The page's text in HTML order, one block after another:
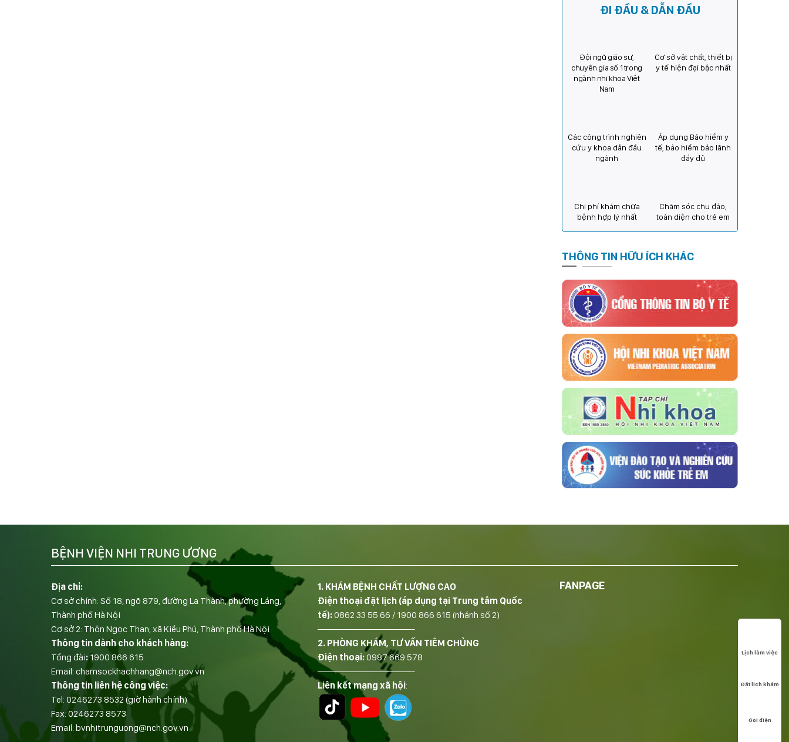
ĐI ĐẦU & DẪN ĐẦU
Đội ngũ giáo sư,
chuyên gia số 1 trong
ngành nhi khoa Việt
Nam
Cơ sở vật chất, thiết bị
y tế hiện đại bậc nhất
Các công trình nghiên
cứu y khoa dẫn đầu
ngành
Áp dụng Bảo hiểm y
tế, bảo hiểm bảo lãnh
đầy đủ
Chi phí khám chữa
bệnh hợp lý nhất
Chăm sóc chu đáo,
toàn diện cho trẻ em
THÔNG TIN HỮU ÍCH KHÁC
Địa chỉ:
Cơ sở chính: Số 18, ngõ 879, đường La Thành, phường Láng,
Thành phố Hà Nội
Cơ sở 2: Thôn Ngọc Than, xã Kiều Phú, Thành phố Hà Nội
Thông tin dành cho khách hàng:
Tổng đài:1900 866 615
Email: chamsockhachhang@nch.gov.vn
Thông tin liên hệ công việc:
Tel: 0246273 8532 (giờ hành chính)
Fax:0246273 8573
Email: bvnhitrunguong@nch.gov.vn
1. KHÁM BỆNH CHẤT LƯỢNG CAO
Điện thoại đặt lịch (áp dụng tại Trung tâm Quốc
tế):0862 33 55 66 / 1900 866 615 (nhánh số 2)
——————————-
2. PHÒNG KHÁM, TƯ VẤN TIÊM CHỦNG
Điện thoại:0987 669 578
——————————-
Liên kết mạng xã hội:
FANPAGE
BỆNH VIỆN NHI TRUNG ƯƠNG
Lịch làm việc
Đặt lịch khám
Gọi điện